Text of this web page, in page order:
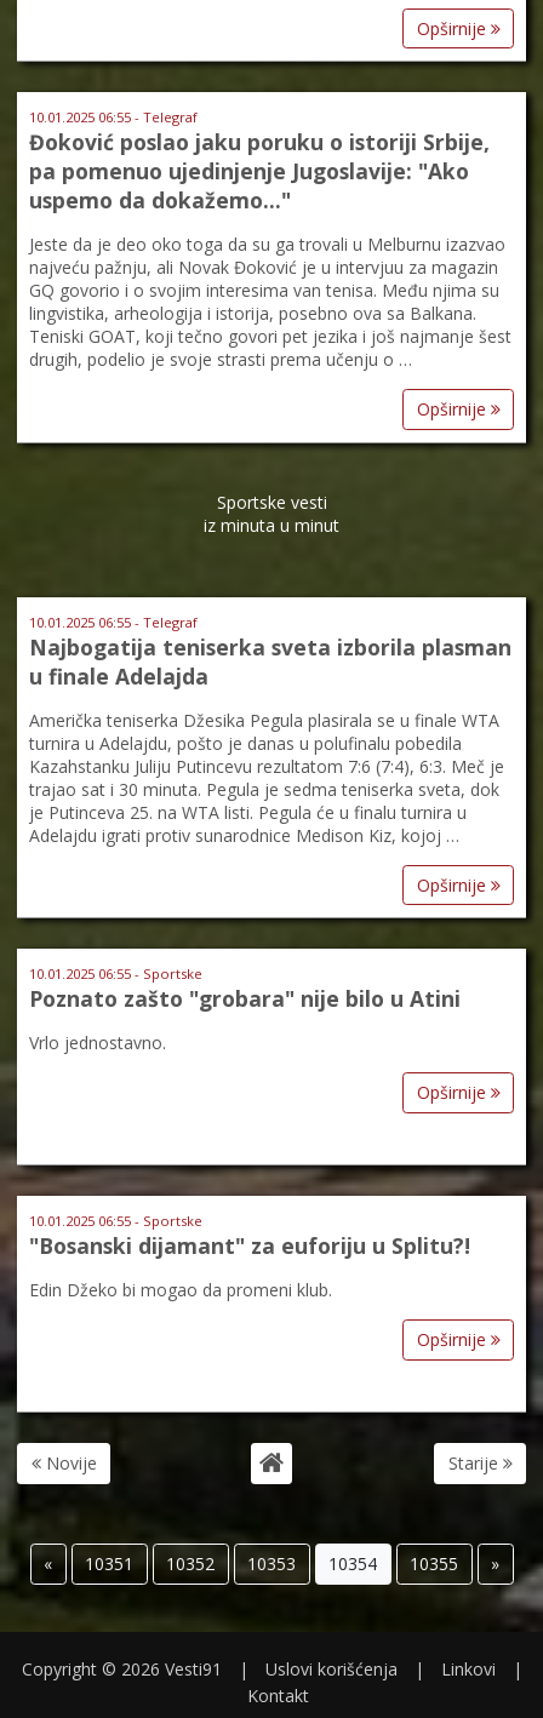
Opširnije
10.01.2025 06:55 - Telegraf
Đoković poslao jaku poruku o istoriji Srbije,
pa pomenuo ujedinjenje Jugoslavije: "Ako
uspemo da dokažemo..."
Jeste da je deo oko toga da su ga trovali u Melburnu izazvao
najveću pažnju, ali Novak Đoković je u intervjuu za magazin
GQ govorio i o svojim interesima van tenisa. Među njima su
lingvistika, arheologija i istorija, posebno ova sa Balkana.
Teniski GOAT, koji tečno govori pet jezika i još najmanje šest
drugih, podelio je svoje strasti prema učenju o …
Opširnije
Sportske vesti
iz minuta u minut
10.01.2025 06:55 - Telegraf
Najbogatija teniserka sveta izborila plasman
u finale Adelajda
Američka teniserka Džesika Pegula plasirala se u finale WTA
turnira u Adelajdu, pošto je danas u polufinalu pobedila
Kazahstanku Juliju Putincevu rezultatom 7:6 (7:4), 6:3. Meč je
trajao sat i 30 minuta. Pegula je sedma teniserka sveta, dok
je Putinceva 25. na WTA listi. Pegula će u finalu turnira u
Adelajdu igrati protiv sunarodnice Medison Kiz, kojoj …
Opširnije
10.01.2025 06:55 - Sportske
Poznato zašto "grobara" nije bilo u Atini
Vrlo jednostavno.
Opširnije
10.01.2025 06:55 - Sportske
"Bosanski dijamant" za euforiju u Splitu?!
Edin Džeko bi mogao da promeni klub.
Opširnije
Novije Starije
« 10351 10352 10353 10354 10355 »
Copyright © 2026 Vesti91 | Uslovi korišćenja | Linkovi
|
Kontakt